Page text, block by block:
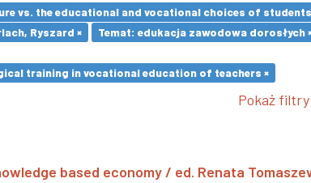
vs. the educational and vocational choices of
Ryszard ×
Temat: edukacja zawodowa dorosłych
training in vocational education of teachers ×
Pokaż
based economy / ed. Renata